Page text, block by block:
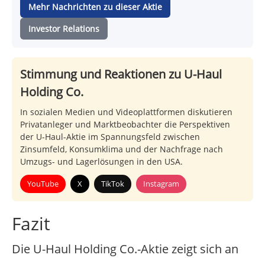
Mehr Nachrichten zu dieser Aktie
Investor Relations
Stimmung und Reaktionen zu U-Haul
Holding Co.
In sozialen Medien und Videoplattformen diskutieren
Privatanleger und Marktbeobachter die Perspektiven
der U-Haul-Aktie im Spannungsfeld zwischen
Zinsumfeld, Konsumklima und der Nachfrage nach
Umzugs- und Lagerlösungen in den USA.
YouTube X TikTok Instagram
Fazit
Die U-Haul Holding Co.-Aktie zeigt sich an